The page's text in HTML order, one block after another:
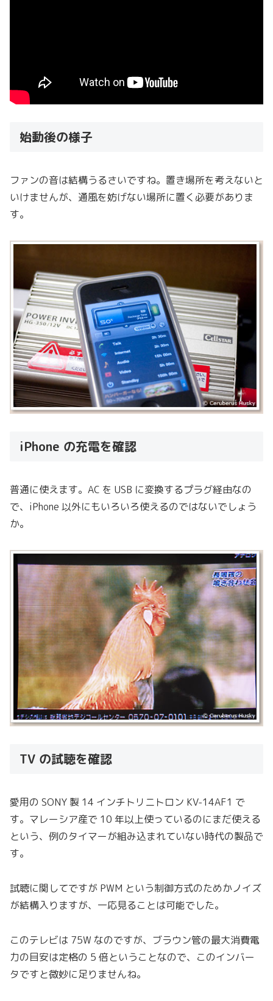
始動後の様子
ファンの音は結構うるさいですね。置き場所を考えないと
いけませんが、通風を妨げない場所に置く必要がありま
す。
iPhone の充電を確認
普通に使えます。AC を USB に変換するプラグ経由なの
で、iPhone 以外にもいろいろ使えるのではないでしょう
か。
TV の試聴を確認
愛用の SONY 製 14 インチトリニトロン KV-14AF1 で
す。マレーシア産で 10 年以上使っているのにまだ使える
という、例のタイマーが組み込まれていない時代の製品で
す。
試聴に関してですが PWM という制御方式のためかノイズ
が結構入りますが、一応見ることは可能でした。
このテレビは 75W なのですが、ブラウン管の最大消費電
力の目安は定格の 5 倍ということなので、このインバー
タですと微妙に足りませんね。